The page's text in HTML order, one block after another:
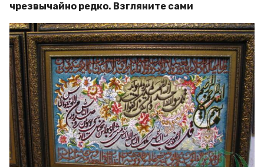
чрезвычайно редко. Взгляните сами